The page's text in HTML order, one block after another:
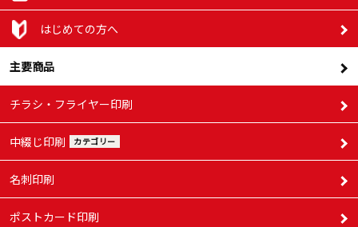
はじめての方へ
主要商品
チラシ・フライヤー印刷
中綴じ印刷 カテゴリー
名刺印刷
ポストカード印刷